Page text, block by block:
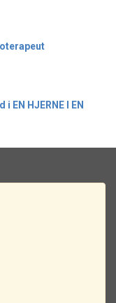
EN HJERNE I EN